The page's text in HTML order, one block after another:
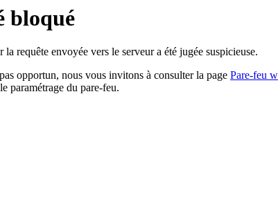
bloqué
requête envoyée vers le serveur a été jugée suspicieuse.
opportun, nous vous invitons à consulter la page Pare-feu
paramétrage du pare-feu.